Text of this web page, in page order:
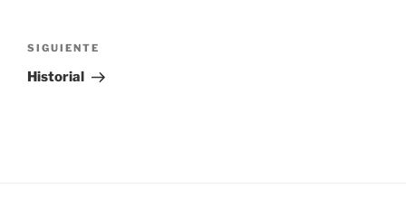
de
entradas
Siguiente
entrada
SIGUIENTE
Historial